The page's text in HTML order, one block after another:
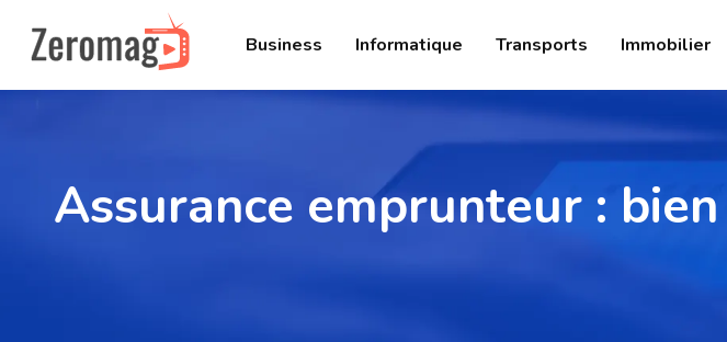
Business Informatique Transports Immobilier
Assurance emprunteur :